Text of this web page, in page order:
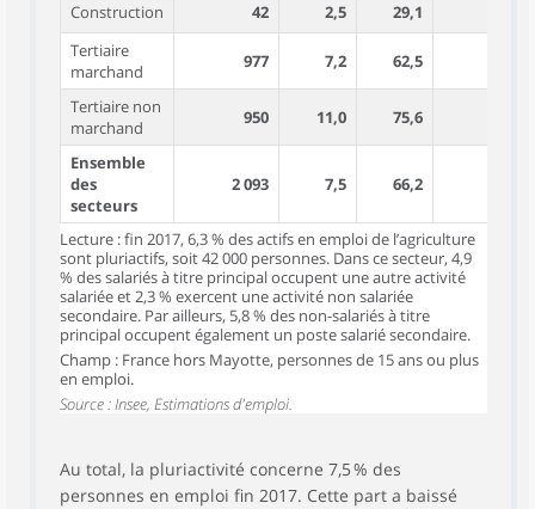
Construction
42 2,5 29,1
Tertiaire
marchand
977 7,2 62,5
Tertiaire non
marchand
950 11,0 75,6
Ensemble
des
secteurs
2 093 7,5 66,2
Lecture : fin 2017, 6,3 % des actifs en emploi de l’agriculture
sont pluriactifs, soit 42 000 personnes. Dans ce secteur, 4,9
% des salariés à titre principal occupent une autre activité
salariée et 2,3 % exercent une activité non salariée
secondaire. Par ailleurs, 5,8 % des non-salariés à titre
principal occupent également un poste salarié secondaire.
Champ : France hors Mayotte, personnes de 15 ans ou plus
en emploi.
Source : Insee, Estimations d'emploi.
Au total, la pluriactivité concerne 7,5 % des
personnes en emploi fin 2017. Cette part a baissé